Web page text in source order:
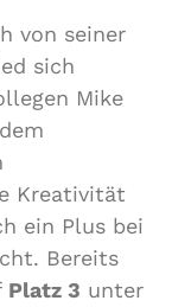
von seiner
sich
Mike
Kreativität
ein Plus bei
Bereits
Platz 3 unter